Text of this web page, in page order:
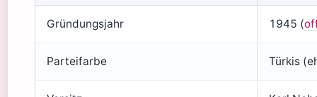
Gründungsjahr 1945 (
Parteifarbe Türkis